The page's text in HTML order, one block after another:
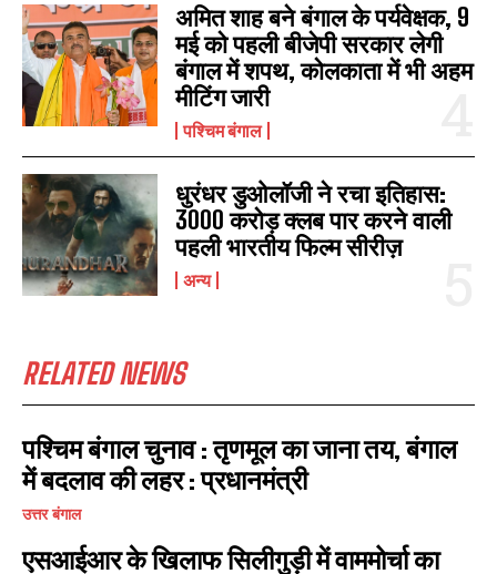
I've read and accept thePrivacy Policy.
अमित शाह बने बंगाल के पर्यवेक्षक, 9
मई को पहली बीजेपी सरकार लेगी
बंगाल में शपथ, कोलकाता में भी अहम
मीटिंग जारी
पश्चिम बंगाल
धुरंधर डुओलॉजी ने रचा इतिहास:
3000 करोड़ क्लब पार करने वाली
पहली भारतीय फिल्म सीरीज़
अन्य
RELATED NEWS
पश्चिम बंगाल चुनाव : तृणमूल का जाना तय, बंगाल
में बदलाव की लहर : प्रधानमंत्री
उत्तर बंगाल
एसआईआर के खिलाफ सिलीगुड़ी में वाममोर्चा का